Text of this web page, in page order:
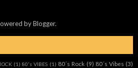
byBlogger.
(1) 80's VIBES (1) 80´s Rock (9) 80´s Vibes (3)